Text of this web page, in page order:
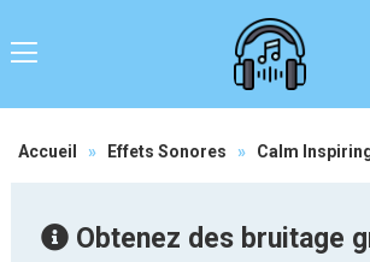
Accueil » Effets Sonores » Calm
Obtenez des bruitage